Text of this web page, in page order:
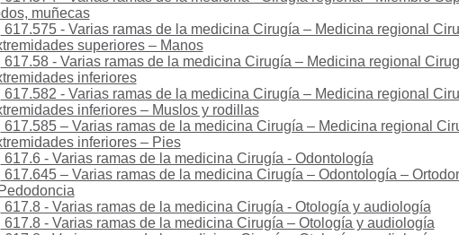
muñecas
617.575 - Varias ramas de la medicina Cirugía – Medicina regional
superiores – Manos
617.58 - Varias ramas de la medicina Cirugía – Medicina regional
inferiores
617.582 - Varias ramas de la medicina Cirugía – Medicina regional
inferiores – Muslos y rodillas
617.585 – Varias ramas de la medicina Cirugía – Medicina regional
inferiores – Pies
617.6 - Varias ramas de la medicina Cirugía - Odontología
617.645 – Varias ramas de la medicina Cirugía – Odontología –
617.8 - Varias ramas de la medicina Cirugía - Otología y audiología
617.8 - Varias ramas de la medicina Cirugía – Otología y audiología